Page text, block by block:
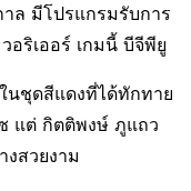
ล มีโปรแกรมรับการ
อริเออร์ เกมนี้ บีจีพียู
นชุดสีแดงที่ได้ทักทาย
แต่ กิตติพงษ์ ภูแถว
งสวยงาม